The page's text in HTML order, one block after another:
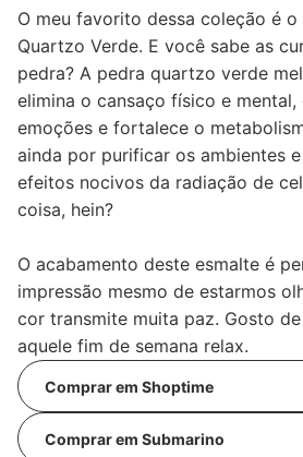
O meu favorito dessa coleção é o
Quartzo Verde. E você sabe as
pedra? A pedra quartzo verde
elimina o cansaço físico e mental,
emoções e fortalece o
ainda por purificar os ambientes
efeitos nocivos da radiação de
coisa, hein?
O acabamento deste esmalte é
impressão mesmo de estarmos
cor transmite muita paz. Gosto
aquele fim de semana relax.
Comprar em Shoptime
Comprar em Submarino